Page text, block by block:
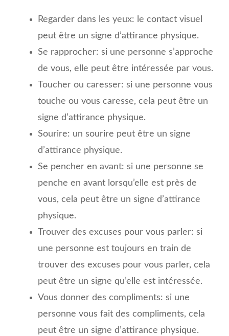
Regarder dans les yeux: le contact visuel
peut être un signe d’attirance physique.
Se rapprocher: si une personne s’approche
de vous, elle peut être intéressée par vous.
Toucher ou caresser: si une personne vous
touche ou vous caresse, cela peut être un
signe d’attirance physique.
Sourire: un sourire peut être un signe
d’attirance physique.
Se pencher en avant: si une personne se
penche en avant lorsqu’elle est près de
vous, cela peut être un signe d’attirance
physique.
Trouver des excuses pour vous parler: si
une personne est toujours en train de
trouver des excuses pour vous parler, cela
peut être un signe qu’elle est intéressée.
Vous donner des compliments: si une
personne vous fait des compliments, cela
peut être un signe d’attirance physique.